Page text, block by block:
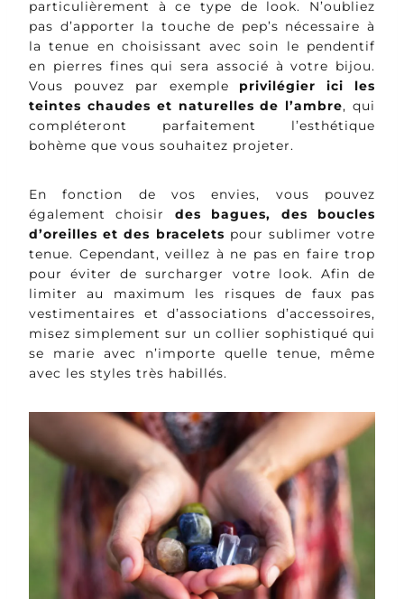
particulièrement à ce type de look. N’oubliez
pas d’apporter la touche de pep’s nécessaire à
la tenue en choisissant avec soin le pendentif
en pierres fines qui sera associé à votre bijou.
Vous pouvez par exemple privilégier ici les
teintes chaudes et naturelles de l’ambre, qui
compléteront parfaitement l’esthétique
bohème que vous souhaitez projeter.
En fonction de vos envies, vous pouvez
également choisir des bagues, des boucles
d’oreilles et des bracelets pour sublimer votre
tenue. Cependant, veillez à ne pas en faire trop
pour éviter de surcharger votre look. Afin de
limiter au maximum les risques de faux pas
vestimentaires et d’associations d’accessoires,
misez simplement sur un collier sophistiqué qui
se marie avec n’importe quelle tenue, même
avec les styles très habillés.